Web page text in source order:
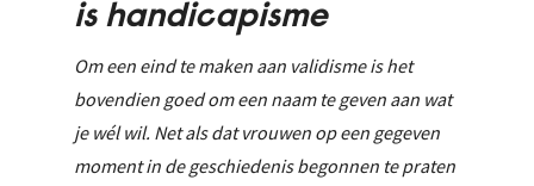
is handicapisme
Om een eind te maken aan validisme is het
bovendien goed om een naam te geven aan wat
je wél wil. Net als dat vrouwen op een gegeven
moment in de geschiedenis begonnen te praten